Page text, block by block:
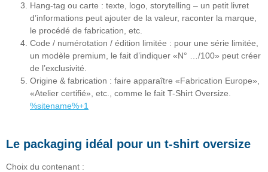
Hang-tag ou carte : texte, logo, storytelling – un petit livret
d’informations peut ajouter de la valeur, raconter la marque,
le procédé de fabrication, etc.
Code / numérotation / édition limitée : pour une série limitée,
un modèle premium, le fait d’indiquer «N° …/100» peut créer
de l’exclusivité.
Origine & fabrication : faire apparaître «Fabrication Europe»,
«Atelier certifié», etc., comme le fait T-Shirt Oversize.
%sitename%+1
Le packaging idéal pour un t-shirt oversize
Choix du contenant :